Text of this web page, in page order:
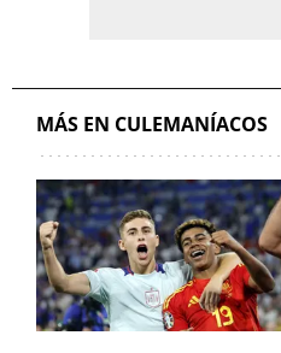
MÁS EN CULEMANÍACOS